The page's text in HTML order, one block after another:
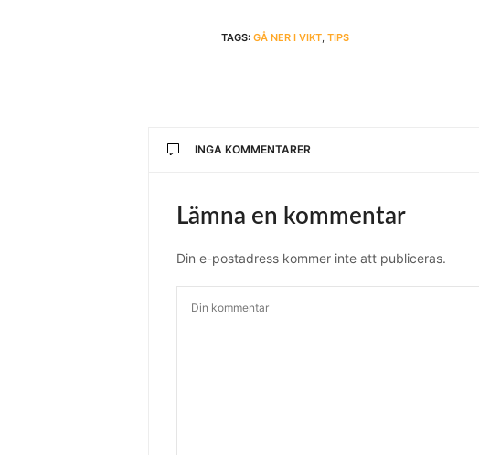
TAGS: GÅ NER I VIKT TIPS
INGA KOMMENTARER
Lämna en kommentar
Din e-postadress kommer inte att publiceras.